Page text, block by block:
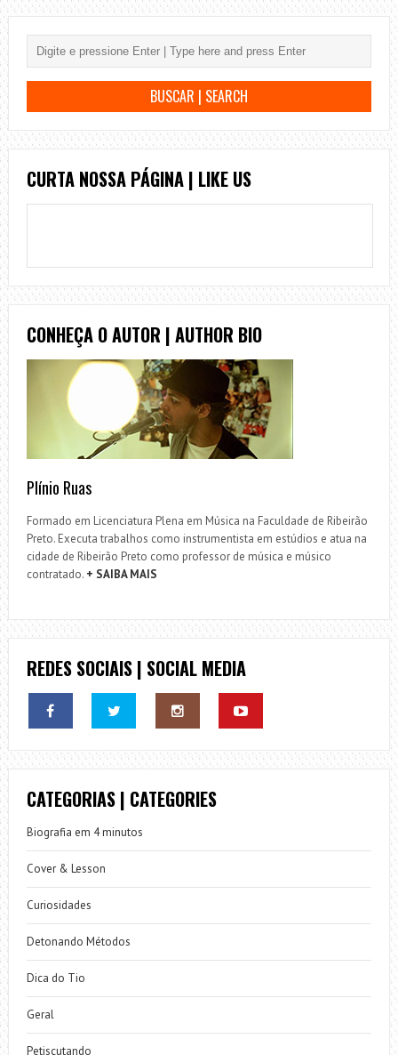
CURTA NOSSA PÁGINA | LIKE US
CONHEÇA O AUTOR | AUTHOR BIO
Plínio Ruas
Formado em Licenciatura Plena em Música na Faculdade de Ribeirão
Preto. Executa trabalhos como instrumentista em estúdios e atua na
cidade de Ribeirão Preto como professor de música e músico
contratado. + SAIBA MAIS
REDES SOCIAIS | SOCIAL MEDIA
CATEGORIAS | CATEGORIES
Biografia em 4 minutos
Cover & Lesson
Curiosidades
Detonando Métodos
Dica do Tio
Geral
Petiscutando